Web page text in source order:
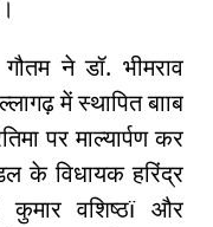
ने डॉ. भीमराव
में स्थापित बााब
पर माल्यार्पण कर
के विधायक हरिंद्र
कुमार वशिष्ठï और